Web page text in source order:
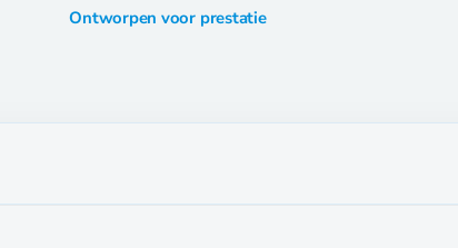
Ontworpen voor prestatie